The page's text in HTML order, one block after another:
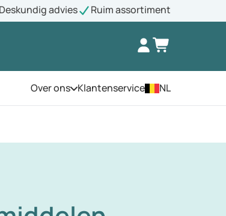
Deskundig advies Ruim assortiment
Over onsOpen het menu
Klantenservice NL